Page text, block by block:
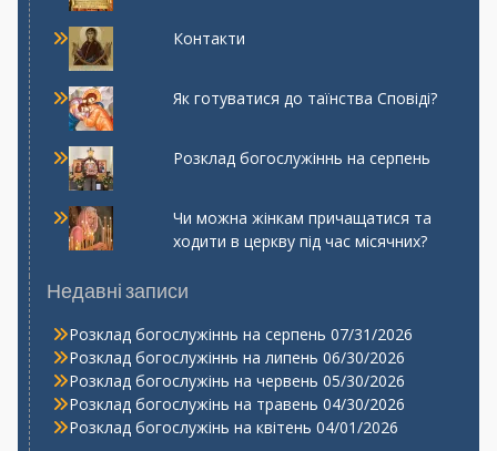
Контакти
Як готуватися до таїнства Сповіді?
Розклад богослужіннь на серпень
Чи можна жінкам причащатися та
ходити в церкву під час місячних?
Недавні записи
Розклад богослужіннь на серпень 07/31/2026
Розклад богослужіннь на липень 06/30/2026
Розклад богослужінь на червень 05/30/2026
Розклад богослужінь на травень 04/30/2026
Розклад богослужінь на квітень 04/01/2026